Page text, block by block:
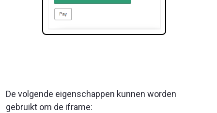
De volgende eigenschappen kunnen worden
gebruikt om de iframe: